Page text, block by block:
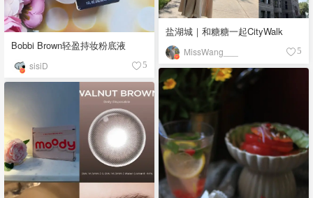
盐湖城｜和糖糖一起CityWalk
MissWang___ 5
Bobbi Brown轻盈持妆粉底液
sisiD 5